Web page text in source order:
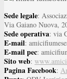
Sede legale:
Via Gaiano Nuova,
Sede operativa: via
E-mail:
E-mail pec:
Sito web:
Pagina Facebook: